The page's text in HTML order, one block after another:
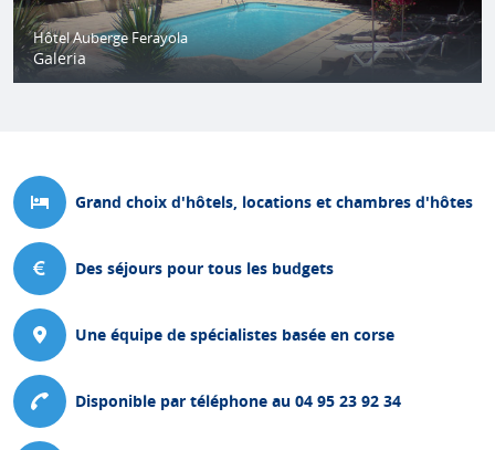
Hôtel Auberge Ferayola
Galeria
Grand choix d'hôtels, locations et chambres d'hôtes
Des séjours pour tous les budgets
Une équipe de spécialistes basée en corse
Disponible par téléphone au 04 95 23 92 34